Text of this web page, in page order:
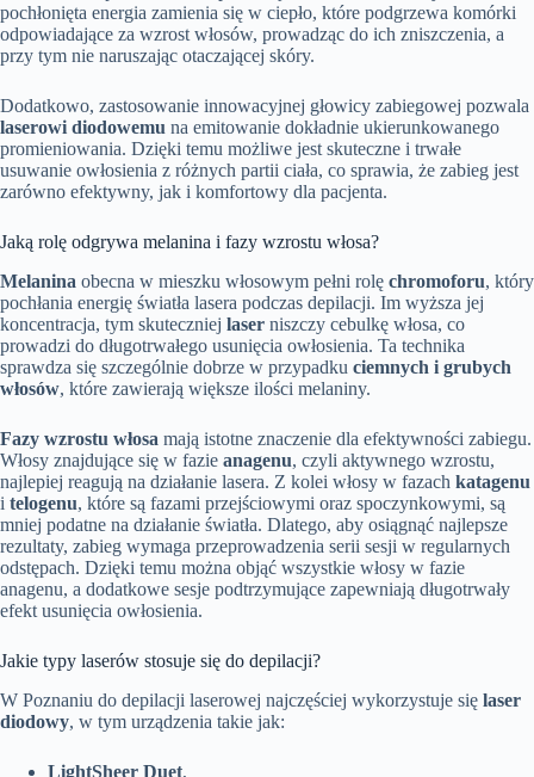
pochłonięta energia zamienia się w ciepło, które podgrzewa komórki
odpowiadające za wzrost włosów, prowadząc do ich zniszczenia, a
przy tym nie naruszając otaczającej skóry.
Dodatkowo, zastosowanie innowacyjnej głowicy zabiegowej pozwala
laserowi diodowemu na emitowanie dokładnie ukierunkowanego
promieniowania. Dzięki temu możliwe jest skuteczne i trwałe
usuwanie owłosienia z różnych partii ciała, co sprawia, że zabieg jest
zarówno efektywny, jak i komfortowy dla pacjenta.
Jaką rolę odgrywa melanina i fazy wzrostu włosa?
Melanina obecna w mieszku włosowym pełni rolę chromoforu, który
pochłania energię światła lasera podczas depilacji. Im wyższa jej
koncentracja, tym skuteczniej laser niszczy cebulkę włosa, co
prowadzi do długotrwałego usunięcia owłosienia. Ta technika
sprawdza się szczególnie dobrze w przypadku ciemnych i grubych
włosów, które zawierają większe ilości melaniny.
Fazy wzrostu włosa mają istotne znaczenie dla efektywności zabiegu.
Włosy znajdujące się w fazie anagenu, czyli aktywnego wzrostu,
najlepiej reagują na działanie lasera. Z kolei włosy w fazach katagenu
i telogenu, które są fazami przejściowymi oraz spoczynkowymi, są
mniej podatne na działanie światła. Dlatego, aby osiągnąć najlepsze
rezultaty, zabieg wymaga przeprowadzenia serii sesji w regularnych
odstępach. Dzięki temu można objąć wszystkie włosy w fazie
anagenu, a dodatkowe sesje podtrzymujące zapewniają długotrwały
efekt usunięcia owłosienia.
Jakie typy laserów stosuje się do depilacji?
W Poznaniu do depilacji laserowej najczęściej wykorzystuje się laser
diodowy, w tym urządzenia takie jak:
LightSheer Duet,